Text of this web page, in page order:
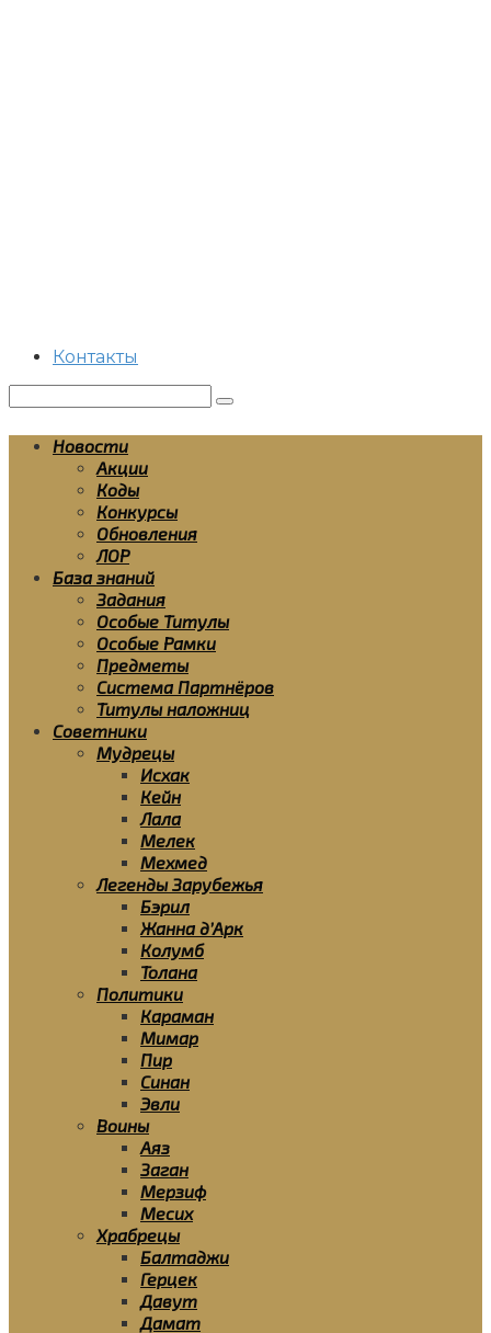
Контакты
Новости
Акции
Коды
Конкурсы
Обновления
ЛОР
База знаний
Задания
Особые Титулы
Особые Рамки
Предметы
Система Партнёров
Титулы наложниц
Советники
Мудрецы
Исхак
Кейн
Лала
Мелек
Мехмед
Легенды Зарубежья
Бэрил
Жанна д’Арк
Колумб
Толана
Политики
Караман
Мимар
Пир
Синан
Эвли
Воины
Аяз
Заган
Мерзиф
Месих
Храбрецы
Балтаджи
Герцек
Давут
Дамат